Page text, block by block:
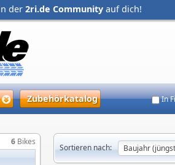
der 2ri.de Community auf dich!
Zubehörkatalog In
6 Bikes
Sortieren nach: